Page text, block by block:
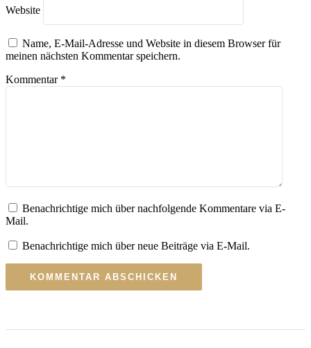
Website
Name, E-Mail-Adresse und Website in diesem Browser für
meinen nächsten Kommentar speichern.
Kommentar *
Benachrichtige mich über nachfolgende Kommentare via E-
Mail.
Benachrichtige mich über neue Beiträge via E-Mail.